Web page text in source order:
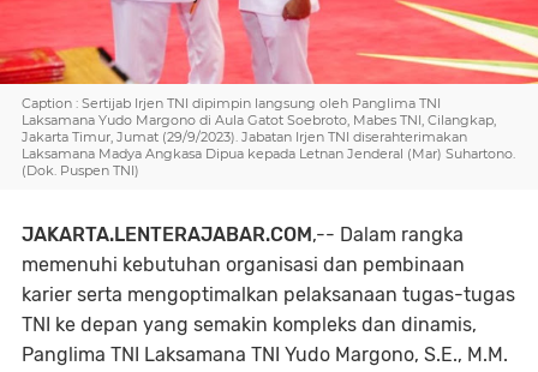
Caption : Sertijab Irjen TNI dipimpin langsung oleh Panglima TNI
Laksamana Yudo Margono di Aula Gatot Soebroto, Mabes TNI, Cilangkap,
Jakarta Timur, Jumat (29/9/2023). Jabatan Irjen TNI diserahterimakan
Laksamana Madya Angkasa Dipua kepada Letnan Jenderal (Mar) Suhartono.
(Dok. Puspen TNI)
JAKARTA.LENTERAJABAR.COM,-- Dalam rangka
memenuhi kebutuhan organisasi dan pembinaan
karier serta mengoptimalkan pelaksanaan tugas-tugas
TNI ke depan yang semakin kompleks dan dinamis,
Panglima TNI Laksamana TNI Yudo Margono, S.E., M.M.